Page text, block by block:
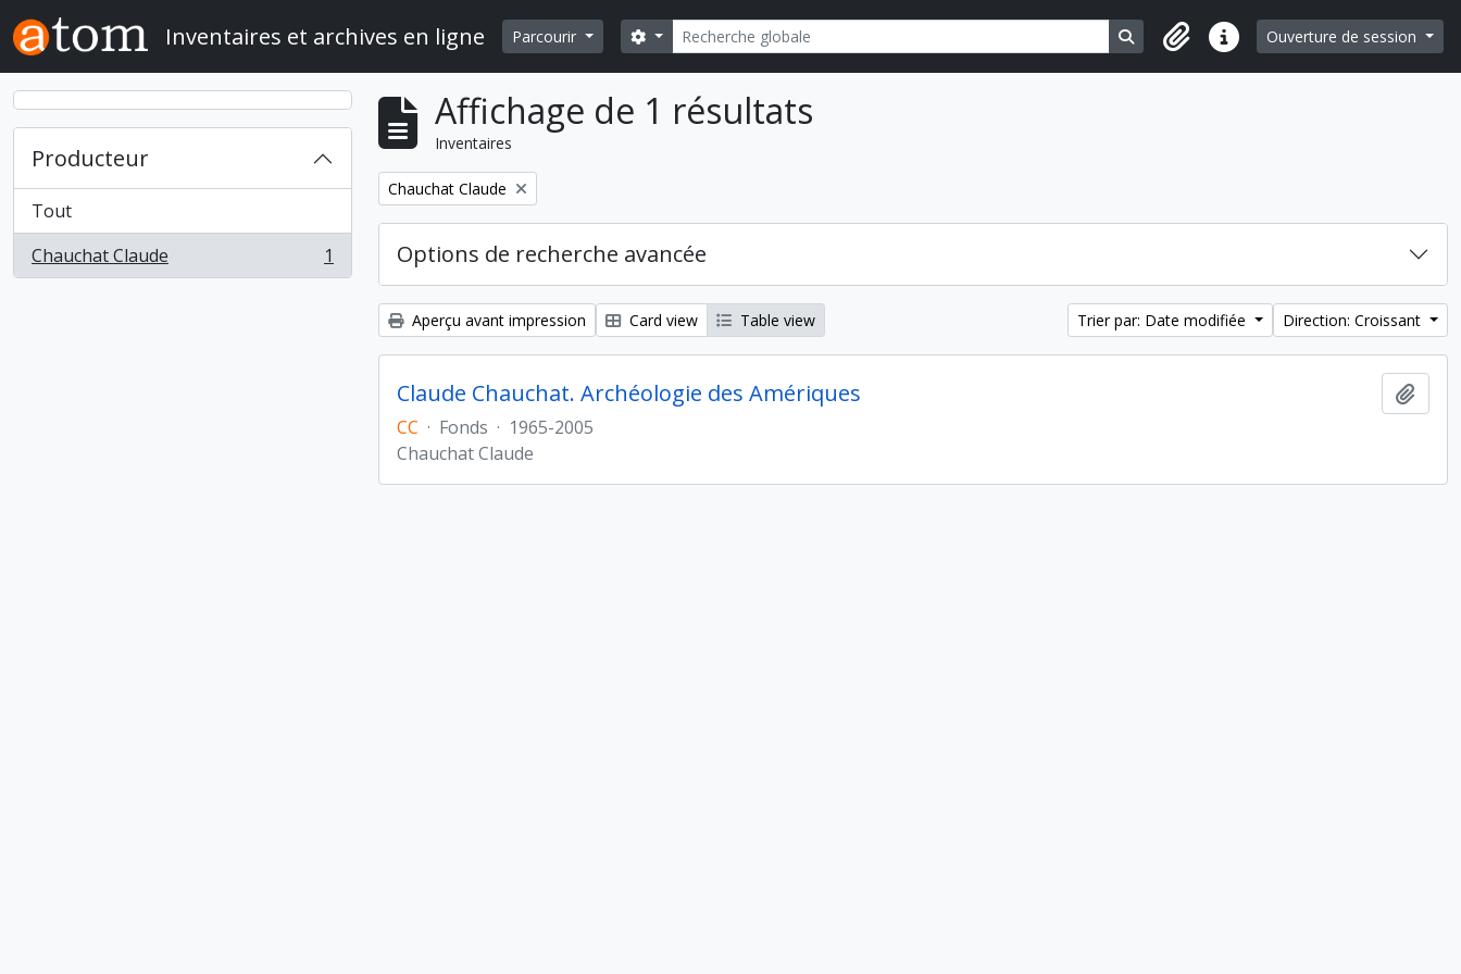
Skip to main content
Inventaires et archives en ligne Parcourir Rechercher
Search options Search in browse page
Liens rapidesOuverture de session
Producteur
Tout
Chauchat Claude
, 1 résultats 1
Affichage de 1 résultats
Inventaires
Remove filter:
Chauchat Claude
Options de recherche avancée
Aperçu avant impression Card view Table view Trier par: Date modifiée Direction: Croissant
Claude Chauchat. Archéologie des Amériques
CC · Fonds · 1965-2005
Chauchat Claude